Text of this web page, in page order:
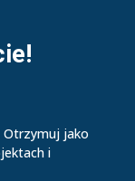
Otrzymuj jako
i